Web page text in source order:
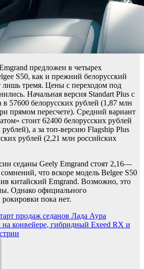
предложен в четырех
S50, как и прежний белорусский
лишь тремя. Цены с переходом под
Начальная версия Standart Plus с
в 57600 белорусских рублей (1,87 млн
прямом пересчете). Средний вариант
стоит 62400 белорусских рублей
а за топ-версию Flagship Plus
рублей (2,21 млн российских
седаны Geely Emgrand стоят 2,16—
что вскоре модель Belgee S50
китайский Emgrand. Возможно, это
Однако официального
пока нет.
продаж седанов Лада Аура
конвейере, гибридный Exeed RX и